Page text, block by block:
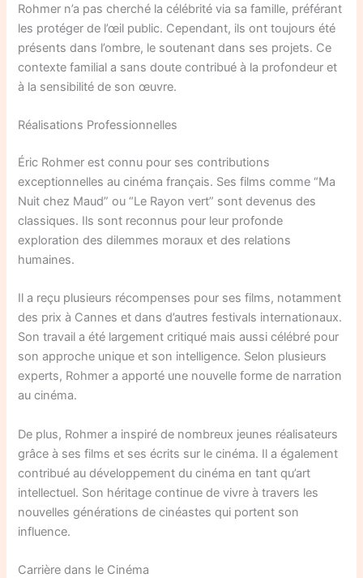
Rohmer n’a pas cherché la célébrité via sa famille, préférant
les protéger de l’œil public. Cependant, ils ont toujours été
présents dans l’ombre, le soutenant dans ses projets. Ce
contexte familial a sans doute contribué à la profondeur et
à la sensibilité de son œuvre.
Réalisations Professionnelles
Éric Rohmer est connu pour ses contributions
exceptionnelles au cinéma français. Ses films comme “Ma
Nuit chez Maud” ou “Le Rayon vert” sont devenus des
classiques. Ils sont reconnus pour leur profonde
exploration des dilemmes moraux et des relations
humaines.
Il a reçu plusieurs récompenses pour ses films, notamment
des prix à Cannes et dans d’autres festivals internationaux.
Son travail a été largement critiqué mais aussi célébré pour
son approche unique et son intelligence. Selon plusieurs
experts, Rohmer a apporté une nouvelle forme de narration
au cinéma.
De plus, Rohmer a inspiré de nombreux jeunes réalisateurs
grâce à ses films et ses écrits sur le cinéma. Il a également
contribué au développement du cinéma en tant qu’art
intellectuel. Son héritage continue de vivre à travers les
nouvelles générations de cinéastes qui portent son
influence.
Carrière dans le Cinéma